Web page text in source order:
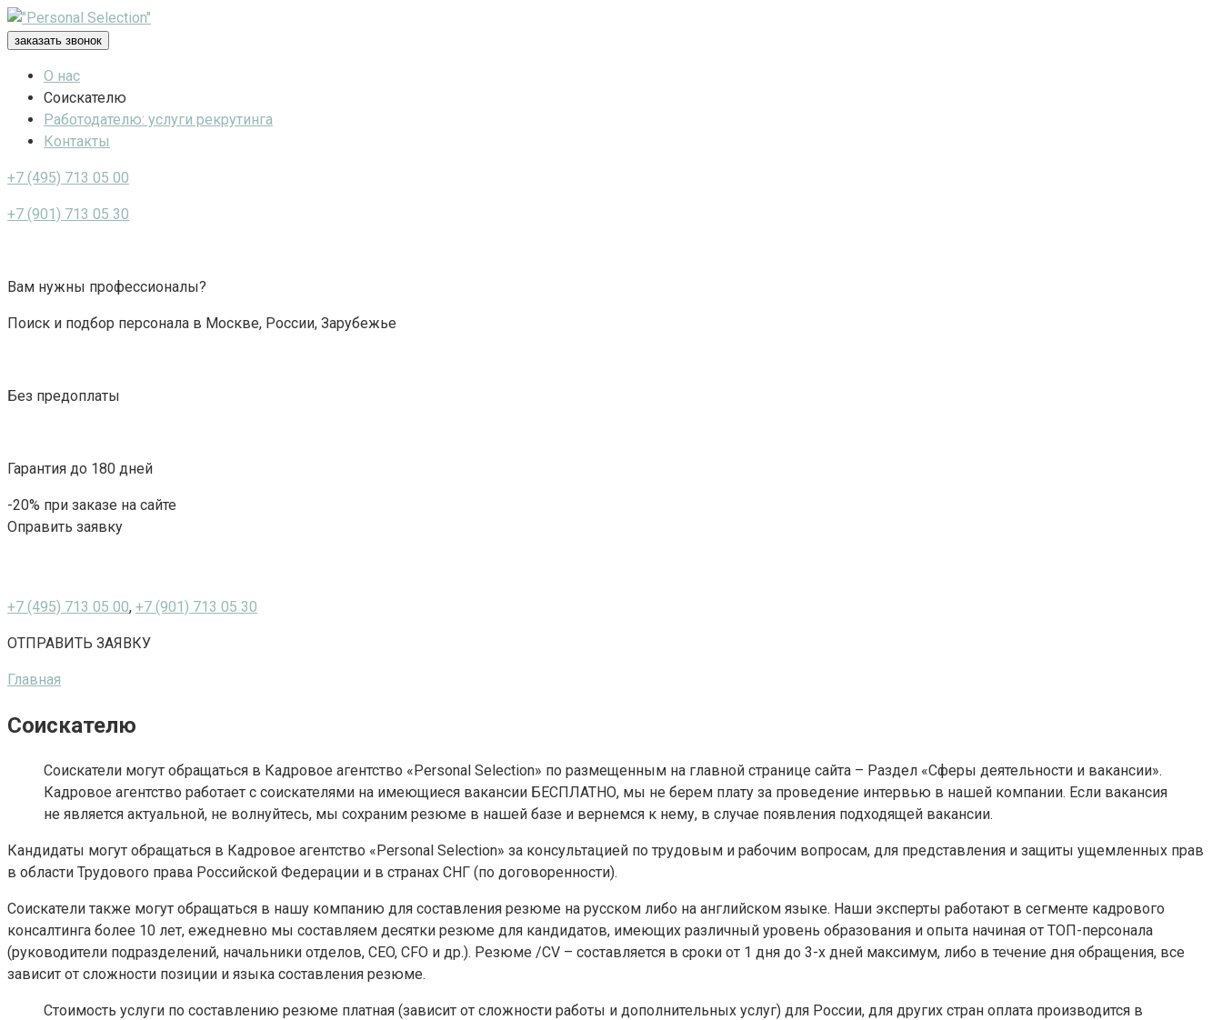
Перейти
к заказать звонок
О нас
Соискателю
Работодателю: услуги рекрутинга
Контакты
+7 (495) 713 05 00
+7 (901) 713 05 30
Вам нужны профессионалы?
Поиск и подбор персонала в Москве, России, Зарубежье
Без предоплаты
Гарантия до 180 дней
-20% при заказе на сайте
Оправить заявку
+7 (495) 713 05 00, +7 (901) 713 05 30
ОТПРАВИТЬ ЗАЯВКУ
Главная
Соискателю
Соискатели могут обращаться в Кадровое агентство «Personal Selection» по размещенным на главной странице сайта – Раздел «Сферы деятельности и вакансии».
Кадровое агентство работает с соискателями на имеющиеся вакансии БЕСПЛАТНО, мы не берем плату за проведение интервью в нашей компании. Если вакансия
не является актуальной, не волнуйтесь, мы сохраним резюме в нашей базе и вернемся к нему, в случае появления подходящей вакансии.
Кандидаты могут обращаться в Кадровое агентство «Personal Selection» за консультацией по трудовым и рабочим вопросам, для представления и защиты ущемленных прав
в области Трудового права Российской Федерации и в странах СНГ (по договоренности).
Соискатели также могут обращаться в нашу компанию для составления резюме на русском либо на английском языке. Наши эксперты работают в сегменте кадрового
консалтинга более 10 лет, ежедневно мы составляем десятки резюме для кандидатов, имеющих различный уровень образования и опыта начиная от ТОП-персонала
(руководители подразделений, начальники отделов, CEO, CFO и др.). Резюме /CV – составляется в сроки от 1 дня до 3-х дней максимум, либо в течение дня обращения, все
зависит от сложности позиции и языка составления резюме.
Стоимость услуги по составлению резюме платная (зависит от сложности работы и дополнительных услуг) для России, для других стран оплата производится в